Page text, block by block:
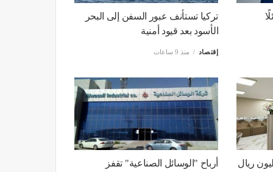
تركيا تستأنف عبور السفن إلى البحر
الأسود بعد قيود أمنية
إقتصاد منذ 9 ساعات
تربح 10.65 مليون ريال
أرباح "الوسائل الصناعية" تقفز